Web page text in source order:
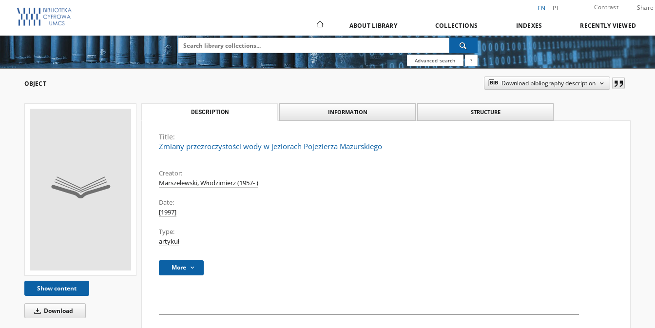
EN PL Contrast Share
ABOUT LIBRARY COLLECTIONS INDEXES RECENTLY VIEWED
Advanced search ?
OBJECT Download bibliography description
Show content
Download
DESCRIPTION INFORMATION STRUCTURE
Title:
Zmiany przezroczystości wody w jeziorach Pojezierza Mazurskiego
Creator:
Marszelewski, Włodzimierz (1957- )
Date:
[1997]
Type:
artykuł
More